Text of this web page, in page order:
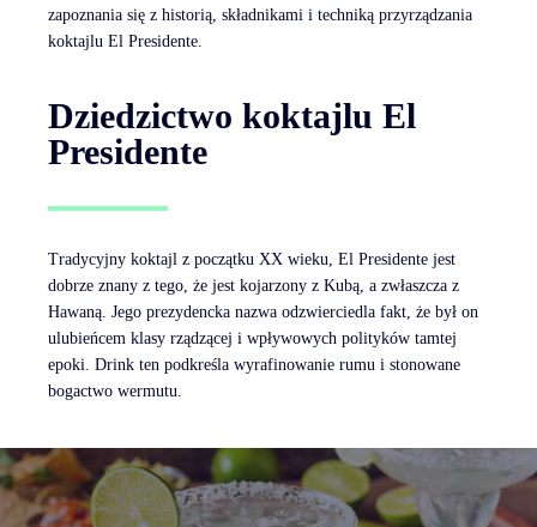
zapoznania się z historią, składnikami i techniką przyrządzania
koktajlu El Presidente.
Dziedzictwo koktajlu El
Presidente
Tradycyjny koktajl z początku XX wieku, El Presidente jest
dobrze znany z tego, że jest kojarzony z Kubą, a zwłaszcza z
Hawaną. Jego prezydencka nazwa odzwierciedla fakt, że był on
ulubieńcem klasy rządzącej i wpływowych polityków tamtej
epoki. Drink ten podkreśla wyrafinowanie rumu i stonowane
bogactwo wermutu.